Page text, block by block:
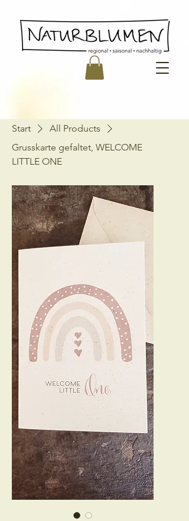
Start
All Products
Grusskarte gefaltet, WELCOME
LITTLE ONE